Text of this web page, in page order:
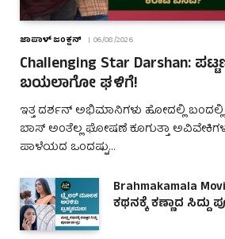
ಜಾಪಾಳ್ ಜಂಕ್ಷನ್ 06/08/2026
Challenging Star Darshan:
ಬಯಲಾಗೋ ಘಳಿಗೆ!
ಇತ್ತ ದರ್ಶನ್ ಅಭಿಮಾನಿಗಳು ಹೋದಲ್ಲಿ
ಬಾಸ್ ಅಂತೆಲ್ಲ ಘೋಷಣೆ ಕೂಗುತ್ತಾ
ಪಾಳೆಯದ ಒಂದಷ್ಟು…
Brahmakamala
ಕಥನಕ್ಕೆ ಕಣ್ಣಾದ ಸಿದ್ದು